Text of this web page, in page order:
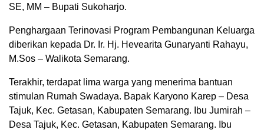
SE, MM – Bupati Sukoharjo.
Penghargaan Terinovasi Program Pembangunan Keluarga
diberikan kepada Dr. Ir. Hj. Hevearita Gunaryanti Rahayu,
M.Sos – Walikota Semarang.
Terakhir, terdapat lima warga yang menerima bantuan
stimulan Rumah Swadaya. Bapak Karyono Karep – Desa
Tajuk, Kec. Getasan, Kabupaten Semarang. Ibu Jumirah –
Desa Tajuk, Kec. Getasan, Kabupaten Semarang. Ibu